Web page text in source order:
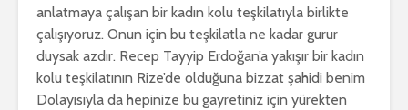
anlatmaya çalışan bir kadın kolu teşkilatıyla birlikte
çalışıyoruz. Onun için bu teşkilatla ne kadar gurur
duysak azdır. Recep Tayyip Erdoğan’a yakışır bir kadın
kolu teşkilatının Rize’de olduğuna bizzat şahidi benim
Dolayısıyla da hepinize bu gayretiniz için yürekten